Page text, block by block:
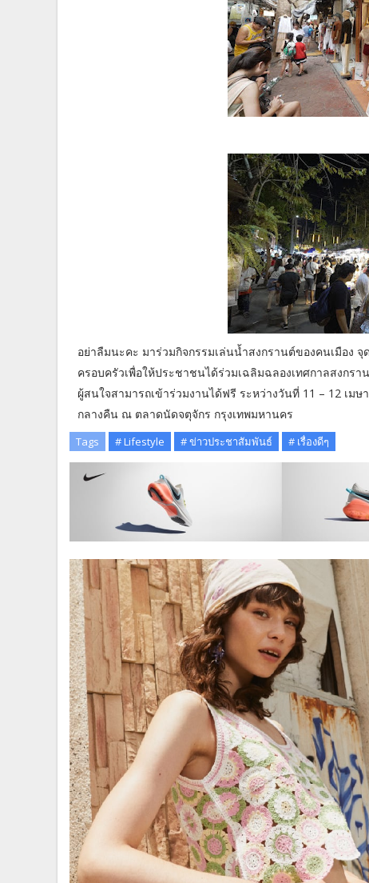
อย่าลืมนะคะ มาร่วมกิจกรรมเล่นน้ำสงกรานต์ของคนเมือง
ครอบครัวเพื่อให้ประชาชนได้ร่วมเฉลิมฉลองเทศกาลสงก
ผู้สนใจสามารถเข้าร่วมงานได้ฟรี ระหว่างวันที่ 11 – 12 เม
กลางคืน ณ ตลาดนัดจตุจักร กรุงเทพมหานคร
Tags # Lifestyle # ข่าวประชาสัมพันธ์ # เรื่องดีๆ